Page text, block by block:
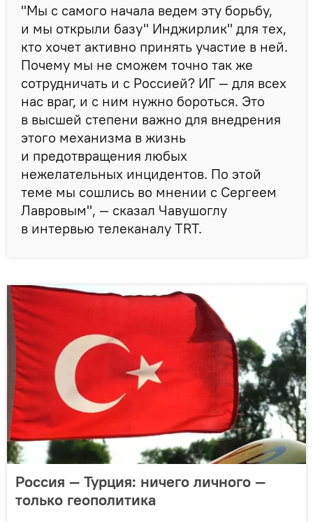
"Мы с самого начала ведем эту борьбу,
и мы открыли базу" Инджирлик" для тех,
кто хочет активно принять участие в ней.
Почему мы не сможем точно так же
сотрудничать и с Россией? ИГ — для всех
нас враг, и с ним нужно бороться. Это
в высшей степени важно для внедрения
этого механизма в жизнь
и предотвращения любых
нежелательных инцидентов. По этой
теме мы сошлись во мнении с Сергеем
Лавровым", — сказал Чавушоглу
в интервью телеканалу TRT.
Россия — Турция: ничего личного —
только геополитика